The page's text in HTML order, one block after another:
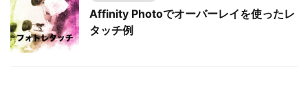
Affinity Photoでオーバーレイを使ったレ
タッチ例